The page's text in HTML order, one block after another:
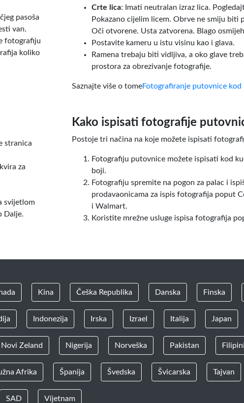
pasoša
van.
fotografiju
koliko
stranica
za
svijetlom
Dalje.
Crte lica: Imati neutralan izraz lica.
Pokazano cijelim licem. Obrve ne smiju biti
Oči otvorene. Usta zatvorena. Blago
Postavite kameru u istu visinu kao i glava.
Ramena trebaju biti vidljiva, a oko glave
prostora za obrezivanje fotografije.
Saznajte više o tomeFotografiranje putovnice kod
Kako ispisati fotografije
Postoje tri načina na koje možete ispisati
Fotografiju putovnice možete ispisati kod
boji.
Fotografiju spremite na pogon za palac i
prodavaonicama za ispis fotografija poput
i Walmart.
Koristite mrežne usluge ispisa fotografija
Kina Češka Republika Danska Finska
Indonezija Irska Izrael Italija Japan
Novi Zeland Nigerija Norveška Pakistan Filipini
Afrika Španija Švedska Švicarska Tajvan
SAD Vijetnam